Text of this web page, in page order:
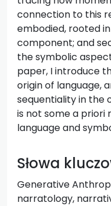
connection to this
embodied, rooted
component; and
the symbolic
paper, I introduce
origin of language,
sequentiality in the
is not some a
language and
Słowa
Generative
narratology,